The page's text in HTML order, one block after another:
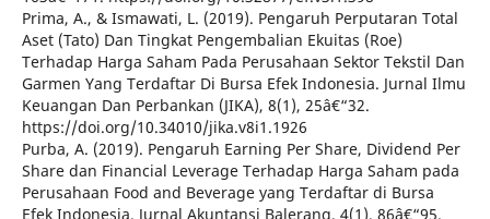
Prima, A., & Ismawati, L. (2019). Pengaruh Perputaran Total
Aset (Tato) Dan Tingkat Pengembalian Ekuitas (Roe)
Terhadap Harga Saham Pada Perusahaan Sektor Tekstil Dan
Garmen Yang Terdaftar Di Bursa Efek Indonesia. Jurnal Ilmu
Keuangan Dan Perbankan (JIKA), 8(1), 25â€“32.
https://doi.org/10.34010/jika.v8i1.1926
Purba, A. (2019). Pengaruh Earning Per Share, Dividend Per
Share dan Financial Leverage Terhadap Harga Saham pada
Perusahaan Food and Beverage yang Terdaftar di Bursa
Efek Indonesia. Jurnal Akuntansi Balerang, 4(1), 86â€“95.